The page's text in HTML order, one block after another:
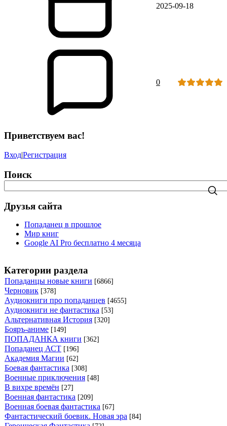
2025-09-18
0
Приветствуем вас!
Вход|Регистрация
Поиск
Друзья сайта
Попаданец в прошлое
Мир книг
Google AI Pro бесплатно 4 месяца
Категории раздела
Попаданцы новые книги [6866]
Черновик [378]
Аудиокниги про попаданцев [4655]
Аудиокниги не фантастика [53]
Альтернативная История [320]
Бояръ-аниме [149]
ПОПАДАНКА книги [362]
Попаданец АСТ [196]
Академия Магии [62]
Боевая фантастика [308]
Военные приключения [48]
В вихре времён [27]
Военная фантастика [209]
Военная боевая фантастика [67]
Фантастический боевик. Новая эра [84]